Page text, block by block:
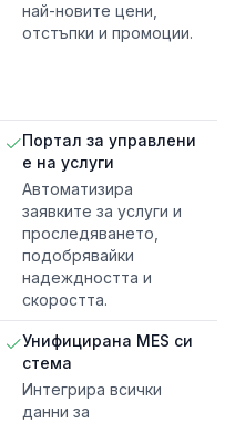
най-новите цени,
отстъпки и промоции.
Портал за управлени
е на услуги
Автоматизира
заявките за услуги и
проследяването,
подобрявайки
надеждността и
скоростта.
Унифицирана MES си
стема
Интегрира всички
данни за